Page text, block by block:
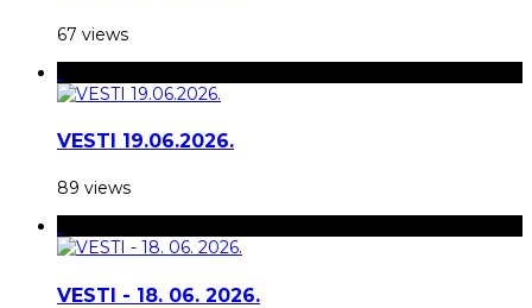
67 views
VESTI 19.06.2026.
89 views
VESTI - 18. 06. 2026.